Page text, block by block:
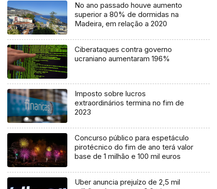
No ano passado houve aumento
superior a 80% de dormidas na
Madeira, em relação a 2020
Ciberataques contra governo
ucraniano aumentaram 196%
Imposto sobre lucros
extraordinários termina no fim de
2023
Concurso público para espetáculo
pirotécnico do fim de ano terá valor
base de 1 milhão e 100 mil euros
Uber anuncia prejuízo de 2,5 mil